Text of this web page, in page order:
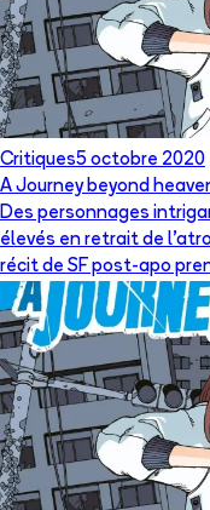
Critiques5 octobre 2020
A Journey beyond
Des personnages
élevés en retrait de
récit de SF post-apo